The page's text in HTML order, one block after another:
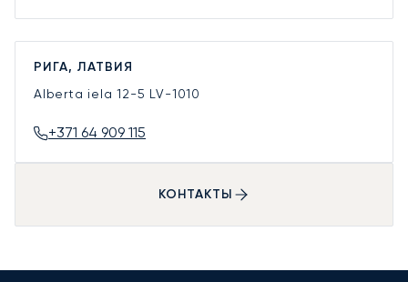
РИГА, ЛАТВИЯ
Alberta iela 12-5 LV-1010
+371 64 909 115
КОНТАКТЫ